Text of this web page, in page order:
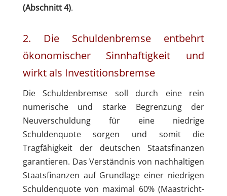
(Abschnitt 4).
2. Die Schuldenbremse entbehrt
ökonomischer Sinnhaftigkeit und
wirkt als Investitionsbremse
Die Schuldenbremse soll durch eine rein
numerische und starke Begrenzung der
Neuverschuldung für eine niedrige
Schuldenquote sorgen und somit die
Tragfähigkeit der deutschen Staatsfinanzen
garantieren. Das Verständnis von nachhaltigen
Staatsfinanzen auf Grundlage einer niedrigen
Schuldenquote von maximal 60% (Maastricht-